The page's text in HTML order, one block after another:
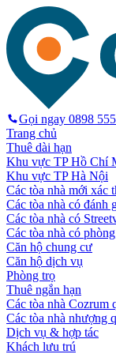
Gọi ngay 0898
Trang chủ
Thuê dài hạn
Khu vực TP Hồ Chí
Khu vực TP Hà Nội
Các tòa nhà mới xác
Các tòa nhà có đánh
Các tòa nhà có
Các tòa nhà có
Căn hộ chung cư
Căn hộ dịch vụ
Phòng trọ
Thuê ngắn hạn
Các tòa nhà Cozrum
Các tòa nhà nhượng
Dịch vụ & hợp tác
Khách lưu trú